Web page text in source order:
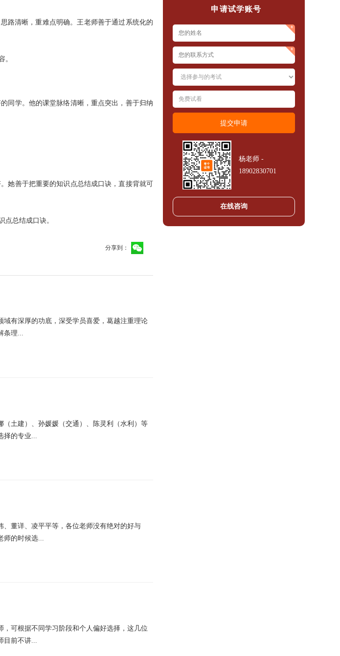
路清晰，重难点明确。王老师善于通过系统化的
。
同学。他的课堂脉络清晰，重点突出，善于归纳
她善于把重要的知识点总结成口诀，直接背就可
点总结成口诀。
分享到：
有深厚的功底，深受学员喜爱‌，葛越注重理论
条理...
土建）、孙媛媛（交通）、陈灵利（水利）等
的专业...
董详、凌平平等，各位老师没有绝对的好与
的时候选...
可根据不同学习阶段和个人偏好选择，这几位
前不讲...
申请试学账号
杨老师 -
18902830701
在线咨询